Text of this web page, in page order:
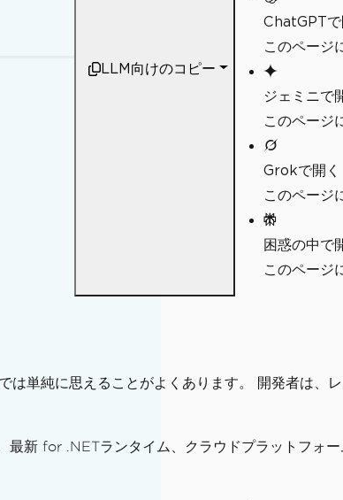
LLM向けのコピー
ChatGPTで
このページ
ジェミニで
このページ
Grokで開く
このページ
困惑の中で
このページ
単純に思えることがよくあります。 開発者は、
新 for .NETランタイム、クラウドプラットフォ